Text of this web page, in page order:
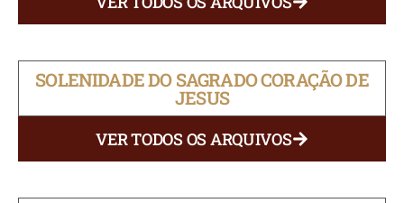
SOLENIDADE DO SAGRADO CORAÇÃO DE
JESUS
VER TODOS OS ARQUIVOS